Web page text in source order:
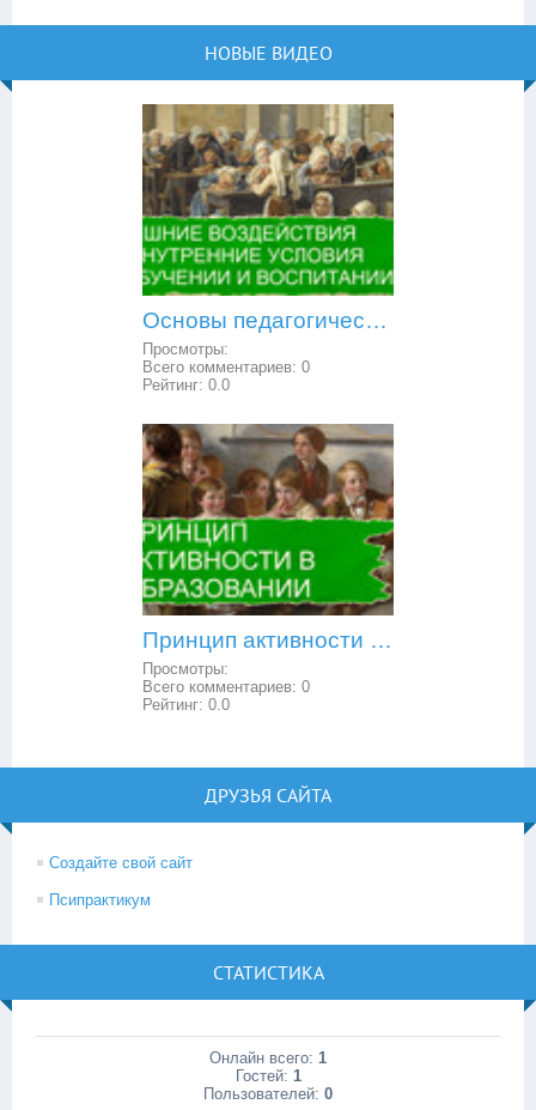
НОВЫЕ ВИДЕО
Основы педагогической психологии: внешние воздействия и внутренние условия в обучении и воспитании
Просмотры:
Всего комментариев: 0
Рейтинг: 0.0
Принцип активности в образовании
Просмотры:
Всего комментариев: 0
Рейтинг: 0.0
ДРУЗЬЯ САЙТА
Создайте свой сайт
Псипрактикум
СТАТИСТИКА
Онлайн всего: 1
Гостей: 1
Пользователей: 0